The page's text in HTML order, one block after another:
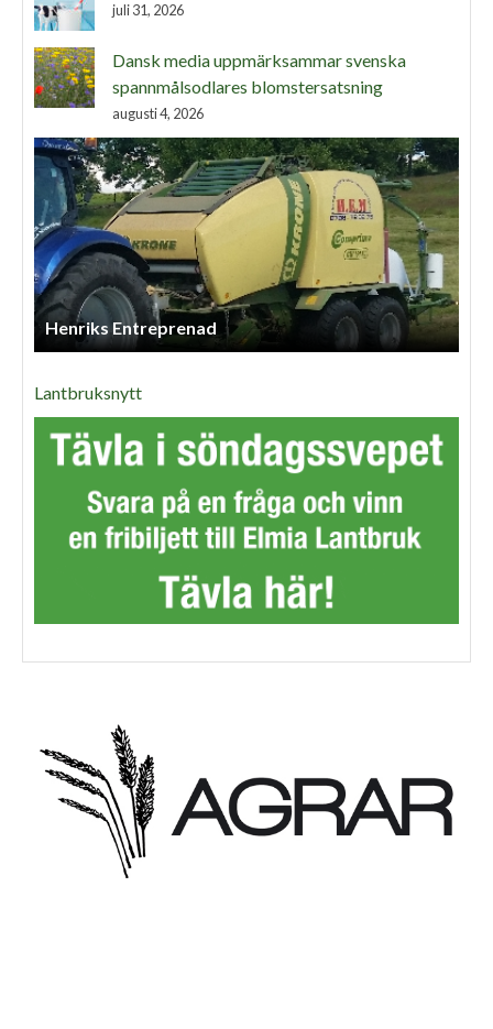
juli 31, 2026
Dansk media uppmärksammar svenska
spannmålsodlares blomstersatsning
augusti 4, 2026
Henriks Entreprenad
Lantbruksnytt